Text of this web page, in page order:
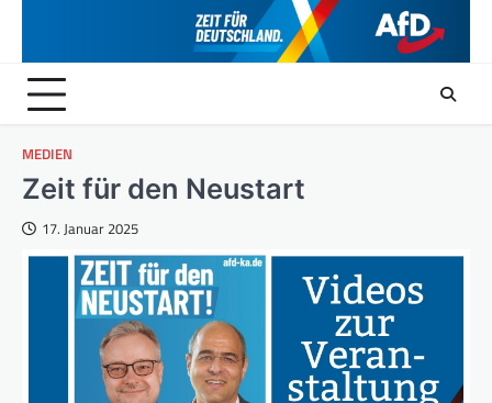
MEDIEN
Zeit für den Neustart
17. Januar 2025